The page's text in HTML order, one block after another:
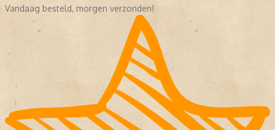
Vandaag besteld, morgen verzonden!